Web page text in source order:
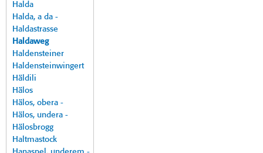
Halda
Halda, a da -
Haldastrasse
Haldaweg
Haldensteiner
Haldensteinwingert
Häldili
Hälos
Hälos, obera -
Hälos, undera -
Hälosbrogg
Haltmastock